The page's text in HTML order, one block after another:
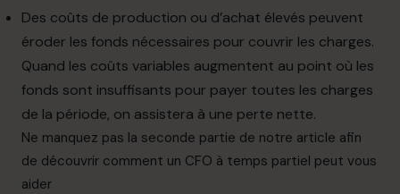
Des coûts de production ou d’achat élevés peuvent
éroder les fonds nécessaires pour couvrir les charges.
Quand les coûts variables augmentent au point où les
fonds sont insuffisants pour payer toutes les charges
de la période, on assistera à une perte nette.
Ne manquez pas la seconde partie de notre article afin
de découvrir comment un CFO à temps partiel peut vous
aider